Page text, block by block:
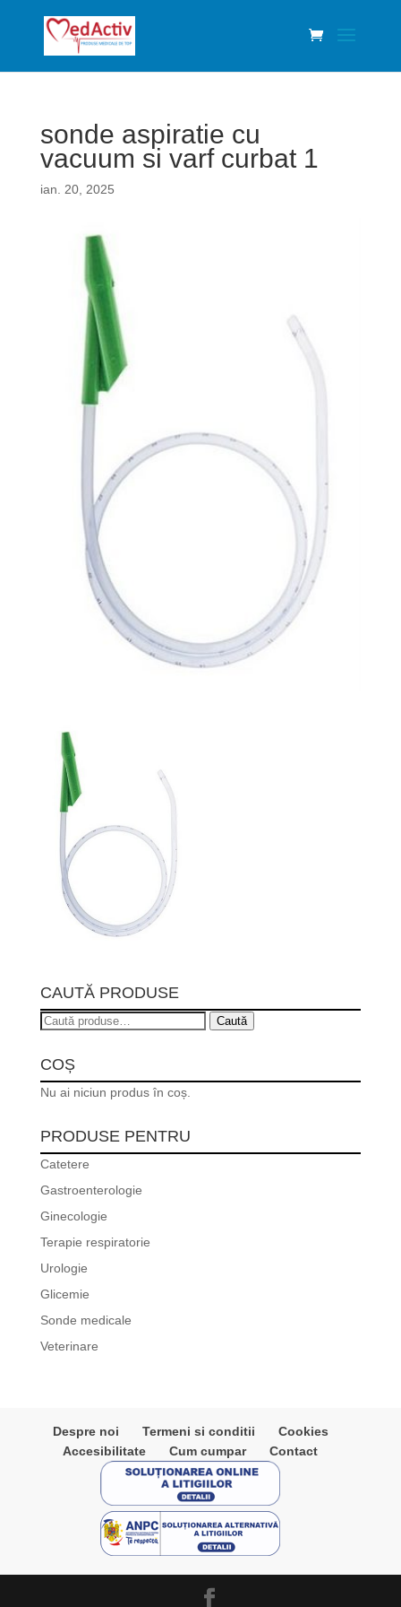
sonde aspiratie cu
vacuum si varf curbat 1
ian. 20, 2025
CAUTĂ PRODUSE
Caută
Caută
COȘ
Nu ai niciun produs în coș.
PRODUSE PENTRU
Catetere
Gastroenterologie
Ginecologie
Terapie respiratorie
Urologie
Glicemie
Sonde medicale
Veterinare
Despre noi Termeni si conditii
Cookies
Accesibilitate
Cum cumpar Contact